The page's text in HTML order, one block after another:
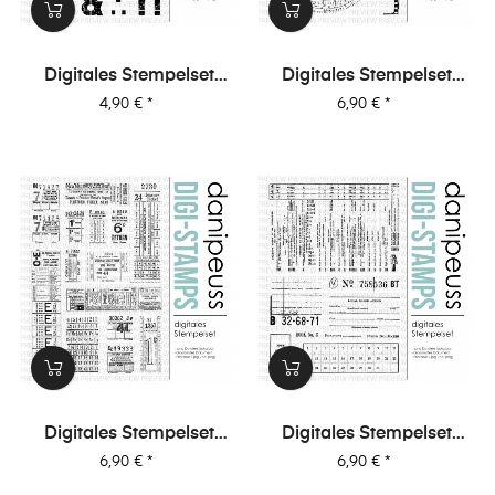
Digitales Stempelset
(5027) "Anton XL"
Preis
4,90 € *
Digitales Stempelset
(5026) "Collage |
Preis
6,90 € *
Digitales Stempelset
(5025) "Collage | Tickets"
Preis
6,90 € *
Digitales Stempelset
(5024) "Collage | Office"
Preis
6,90 € *